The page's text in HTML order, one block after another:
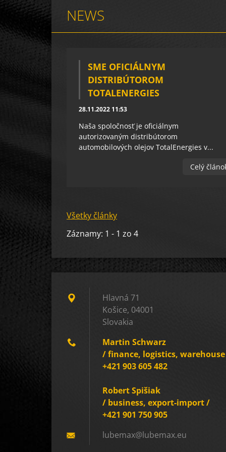
NEWS
SME OFICIÁLNYM
DISTRIBÚTOROM
TOTALENERGIES
28.11.2022 11:53
Naša spoločnosť je oficiálnym
autorizovaným distribútorom
automobilových olejov TotalEnergies v...
Celý
Všetky články
Záznamy: 1 - 1 zo 4
Hlavná 71
Košice, 04001
Slovakia
Martin Schwarz
/ finance, logistics,
+421 903 605 482
Robert Spišiak
/ business, export-import /
+421 901 750 905
lubemax@lubemax.eu